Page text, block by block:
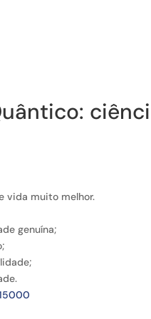
vida muito melhor.
genuína;